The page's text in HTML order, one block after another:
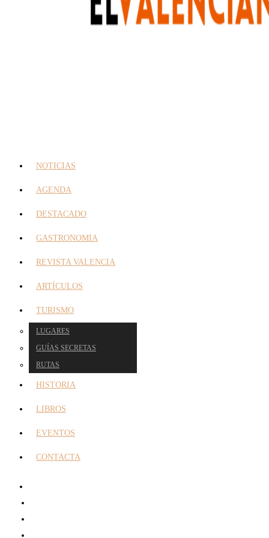
NOTICIAS
AGENDA
DESTACADO
GASTRONOMIA
REVISTA VALENCIA
ARTÍCULOS
TURISMO
LUGARES
GUÍAS SECRETAS
RUTAS
HISTORIA
LIBROS
EVENTOS
CONTACTA